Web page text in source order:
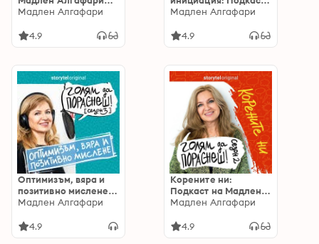
S02E06
Мадлен Алгафари
4.9
на Мадлен Алгафари
Мадлен Алгафари
4.9
Оптимизъм, вяра и
позитивно мислене:
Подкаст на Мадлен
Мадлен Алгафари
4.9
Корените ни:
Подкаст на Мадлен
Алгафари S02E02
Мадлен Алгафари
4.9